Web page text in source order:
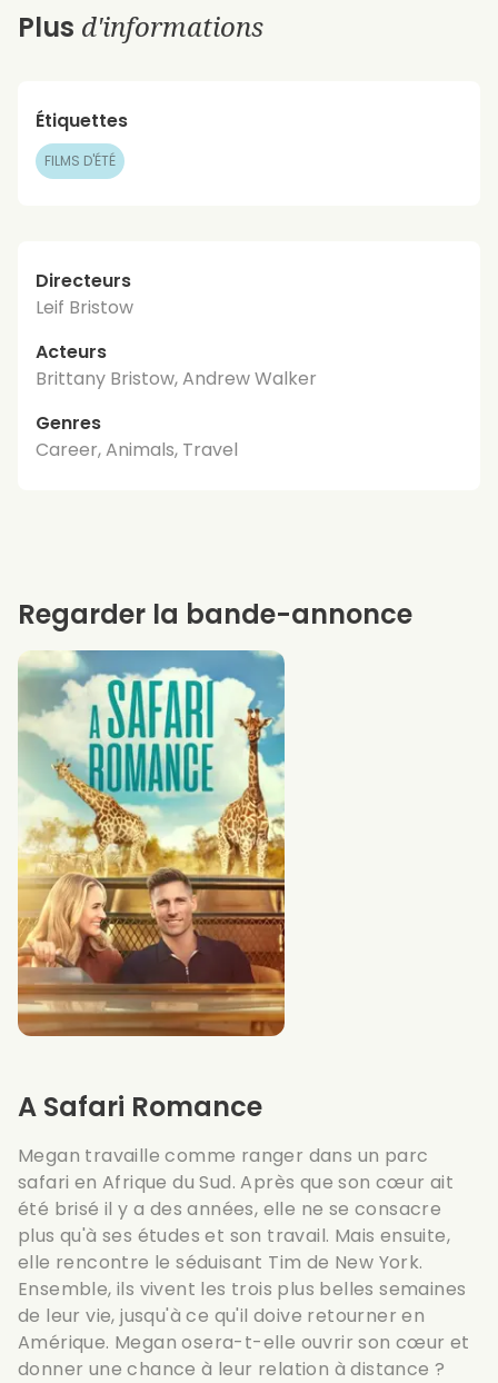
Plus d'informations
Étiquettes
FILMS D'ÉTÉ
Directeurs
Leif Bristow
Acteurs
Brittany Bristow, Andrew Walker
Genres
Career, Animals, Travel
A Safari Romance
Megan travaille comme ranger dans un parc
safari en Afrique du Sud. Après que son cœur ait
été brisé il y a des années, elle ne se consacre
plus qu'à ses études et son travail. Mais ensuite,
elle rencontre le séduisant Tim de New York.
Ensemble, ils vivent les trois plus belles semaines
de leur vie, jusqu'à ce qu'il doive retourner en
Amérique. Megan osera-t-elle ouvrir son cœur et
donner une chance à leur relation à distance ?
Regarder la bande-annonce